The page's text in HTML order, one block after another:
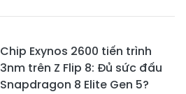
Chip Exynos 2600 tiến trình
3nm trên Z Flip 8: Đủ sức đấu
Snapdragon 8 Elite Gen 5?